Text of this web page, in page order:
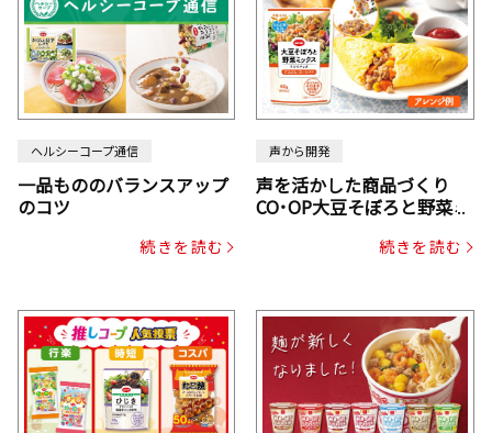
ヘルシーコープ通信
一品もののバランスアップ
のコツ
続きを読む
声から開発
声を活かした商品づくり
CO･OP大豆そぼろと野菜ミ
じん・コーン入り）続きを読む